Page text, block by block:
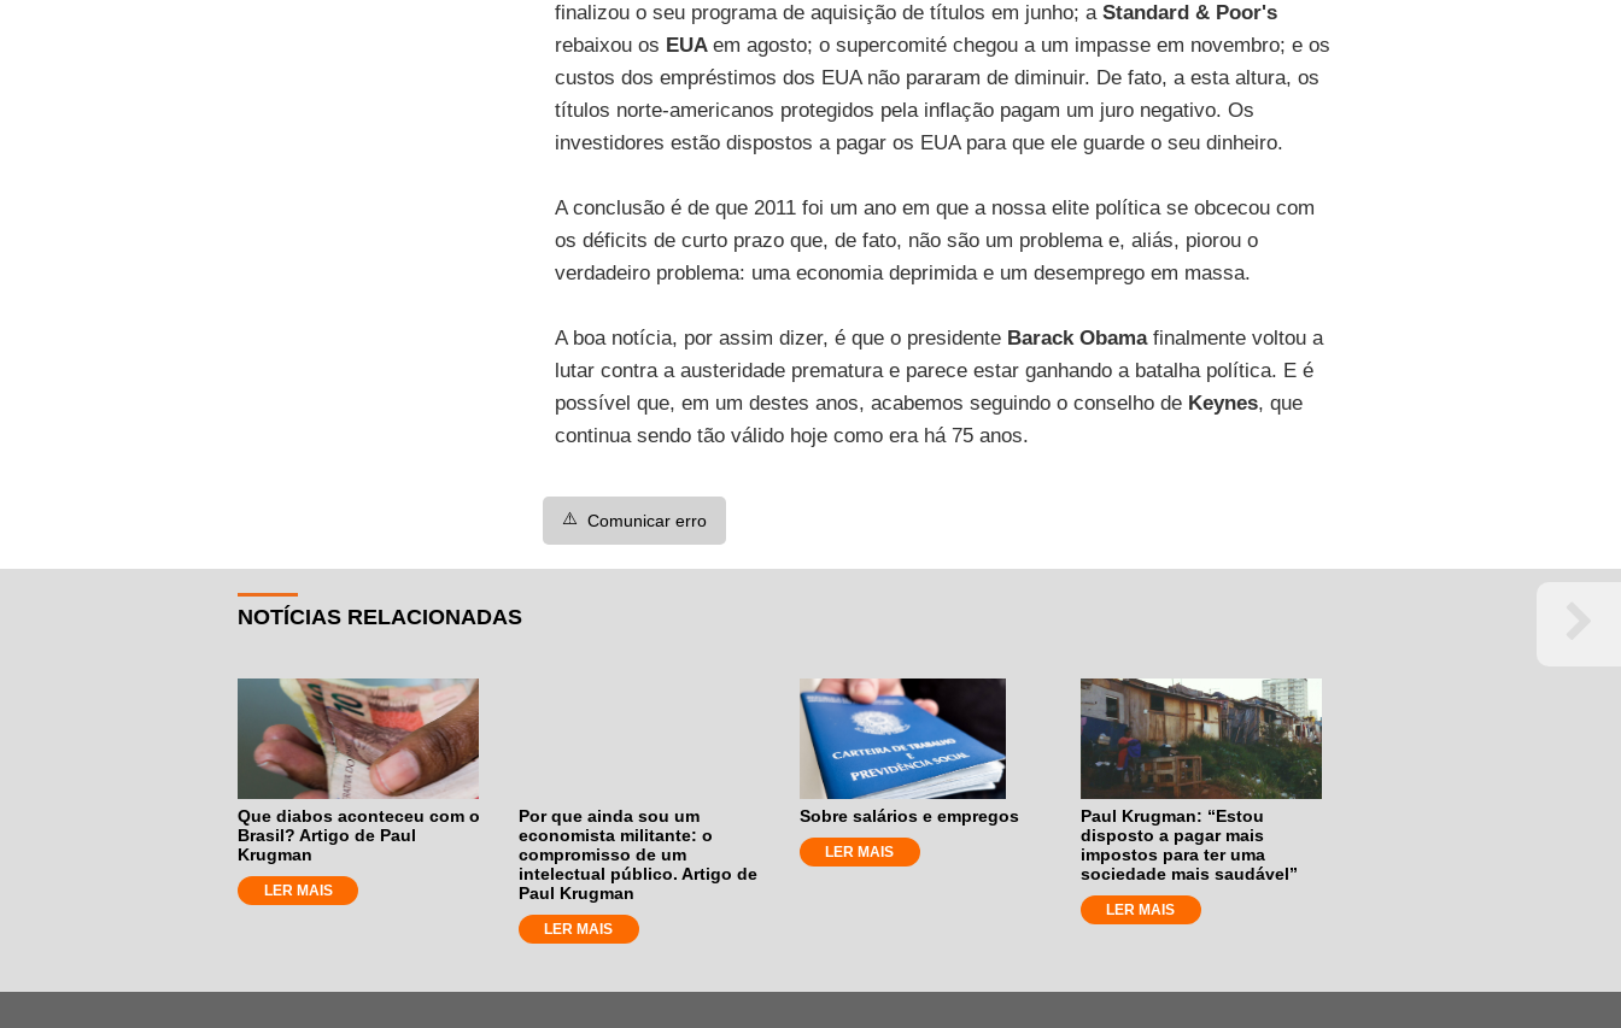
finalizou o seu programa de aquisição de títulos em junho; a Standard & Poor's
rebaixou os EUA em agosto; o supercomité chegou a um impasse em novembro; e os
custos dos empréstimos dos EUA não pararam de diminuir. De fato, a esta altura, os
títulos norte-americanos protegidos pela inflação pagam um juro negativo. Os
investidores estão dispostos a pagar os EUA para que ele guarde o seu dinheiro.
A conclusão é de que 2011 foi um ano em que a nossa elite política se obcecou com
os déficits de curto prazo que, de fato, não são um problema e, aliás, piorou o
verdadeiro problema: uma economia deprimida e um desemprego em massa.
A boa notícia, por assim dizer, é que o presidente Barack Obama finalmente voltou a
lutar contra a austeridade prematura e parece estar ganhando a batalha política. E é
possível que, em um destes anos, acabemos seguindo o conselho de Keynes, que
continua sendo tão válido hoje como era há 75 anos.
⚠️ Comunicar erro
NOTÍCIAS RELACIONADAS
Que diabos aconteceu com o
Brasil? Artigo de Paul
Krugman
LER MAIS
Por que ainda sou um
economista militante: o
compromisso de um
intelectual público. Artigo de
Paul Krugman
LER MAIS
Sobre salários e empregos
LER MAIS
Paul Krugman: “Estou
disposto a pagar mais
impostos para ter uma
sociedade mais saudável”
LER MAIS